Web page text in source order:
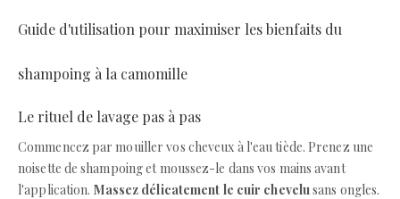
Guide d'utilisation pour maximiser les bienfaits du
shampoing à la camomille
Le rituel de lavage pas à pas
Commencez par mouiller vos cheveux à l'eau tiède. Prenez une
noisette de shampoing et moussez-le dans vos mains avant
l'application. Massez délicatement le cuir chevelu sans ongles.